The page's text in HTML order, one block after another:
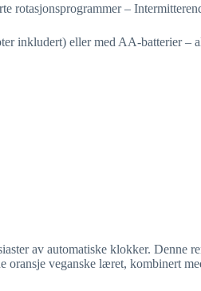
rotasjonsprogrammer –
inkludert) eller med AA-batterier
av automatiske klokker. Denne
veganske læret, kombinert